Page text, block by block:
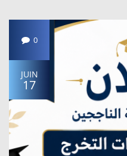
0
JUIN
17